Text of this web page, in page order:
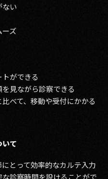
ない
ーズ
トができる
見ながら診察できる
べて、移動や受付にかかる
て
とって効率的なカルテ入力
診察時間を設けることがで